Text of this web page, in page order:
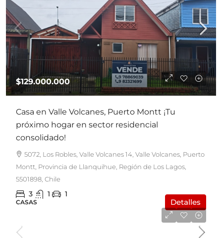
$129.000.000
Casa en Valle Volcanes, Puerto Montt ¡Tu
próximo hogar en sector residencial
consolidado!
5072, Los Robles, Valle Volcanes 14, Valle Volcanes, Puerto
Montt, Provincia de Llanquihue, Región de Los Lagos,
5501898, Chile
3 1 1
CASAS Detalles